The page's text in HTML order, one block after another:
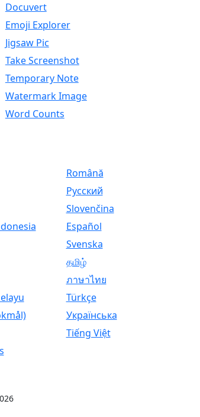
Docuvert
Emoji Explorer
Jigsaw Pic
Take Screenshot
Temporary Note
Watermark Image
Word Counts
Română
Русский
Slovenčina
Español
Svenska
தமிழ்
ภาษาไทย
Türkçe
Українська
Tiếng Việt